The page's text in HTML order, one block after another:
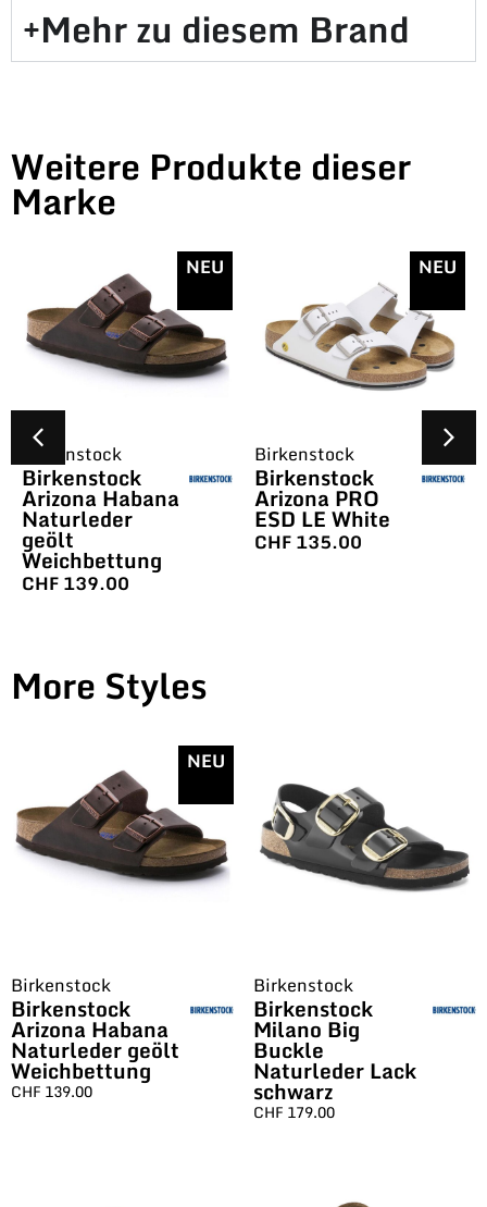
Mehr zu diesem Brand​
Weitere Produkte dieser
Marke
NEU
Birkenstock
Birkenstock
Arizona Habana
Naturleder
geölt
Weichbettung
CHF139.00
NEU
Birkenstock
Birkenstock
Arizona PRO
ESD LE White
CHF135.00
More Styles
NEU
Birkenstock
Birkenstock
Arizona Habana
Naturleder geölt
Weichbettung
CHF 139.00
Birkenstock
Birkenstock
Milano Big
Buckle
Naturleder Lack
schwarz
CHF 179.00